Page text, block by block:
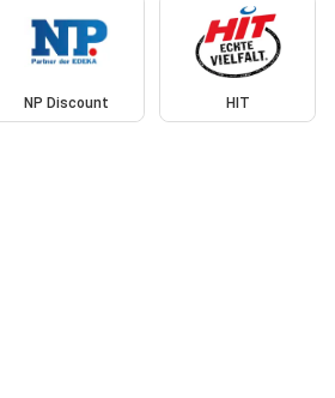
NP Discount HIT